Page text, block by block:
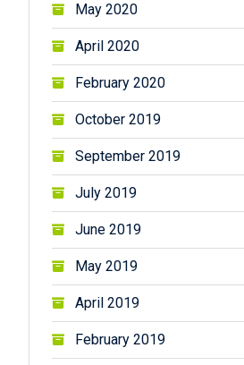
May 2020
April 2020
February 2020
October 2019
September 2019
July 2019
June 2019
May 2019
April 2019
February 2019